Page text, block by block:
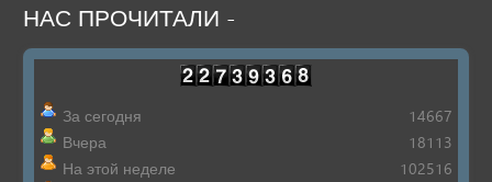
НАС ПРОЧИТАЛИ -
За сегодня
Вчера
На этой неделе
14667
18113
102516